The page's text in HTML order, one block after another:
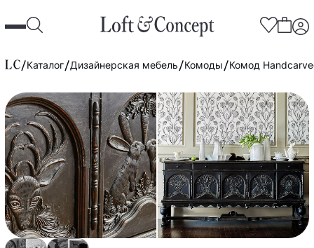
Каталог Дизайнерская мебель Комоды Комод